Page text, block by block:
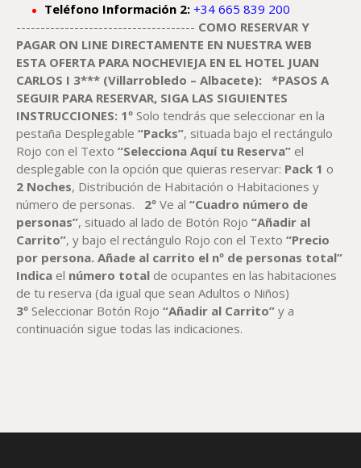
Teléfono Información 2: +34 665 839 200
------------------------------------- COMO RESERVAR Y
PAGAR ON LINE DIRECTAMENTE EN NUESTRA WEB
ESTA OFERTA PARA NOCHEVIEJA EN EL HOTEL JUAN
CARLOS I 3*** (Villarrobledo – Albacete):
*PASOS A
SEGUIR PARA RESERVAR, SIGA LAS SIGUIENTES
INSTRUCCIONES: 1º Solo tendrás que seleccionar en la
pestaña Desplegable“Packs”, situada bajo el rectángulo
Rojo con el Texto“Selecciona Aquí tu Reserva” el
desplegable con la opción que quieras reservar: Pack 1 o
2 Noches, Distribución de Habitación o Habitaciones y
número de personas. 2º Ve al“Cuadro número de
personas”, situado al lado de Botón Rojo“Añadir al
Carrito”, y bajo el rectángulo Rojo con el Texto“Precio
por persona. Añade al carrito el nº de personas total”
Indica el número total de ocupantes en las habitaciones
de tu reserva (da igual que sean Adultos o Niños)
3º Seleccionar Botón Rojo“Añadir al Carrito” y a
continuación sigue todas las indicaciones.